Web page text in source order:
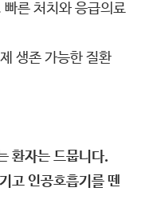
른 처치와 응급의료
생존 가능한 질환
환자는 드뭅니다.
고 인공호흡기를 뗀